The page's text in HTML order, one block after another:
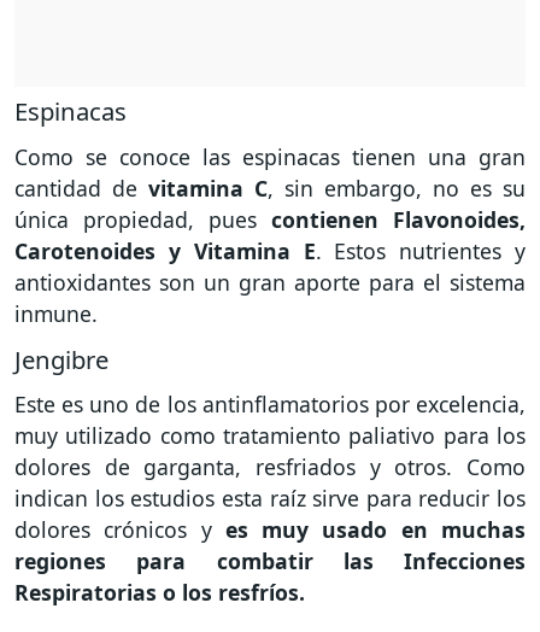
Espinacas
Como se conoce las espinacas tienen una gran
cantidad de vitamina C, sin embargo, no es su
única propiedad, pues contienen Flavonoides,
Carotenoides y Vitamina E. Estos nutrientes y
antioxidantes son un gran aporte para el sistema
inmune.
Jengibre
Este es uno de los antinflamatorios por excelencia,
muy utilizado como tratamiento paliativo para los
dolores de garganta, resfriados y otros. Como
indican los estudios esta raíz sirve para reducir los
dolores crónicos y es muy usado en muchas
regiones para combatir las Infecciones
Respiratorias o los resfríos.